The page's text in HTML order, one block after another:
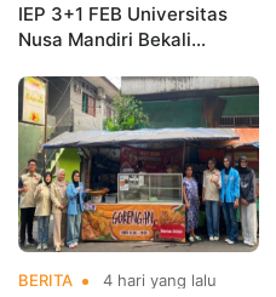
IEP 3+1 FEB Universitas
Nusa Mandiri Bekali
Kerja Sebelum Lulus
BERITA 4 hari yang lalu